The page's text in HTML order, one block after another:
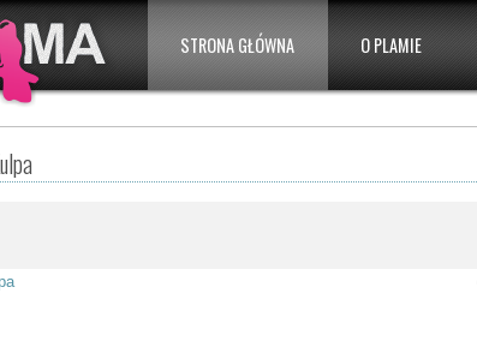
STRONA GŁÓWNA O PLAMIE